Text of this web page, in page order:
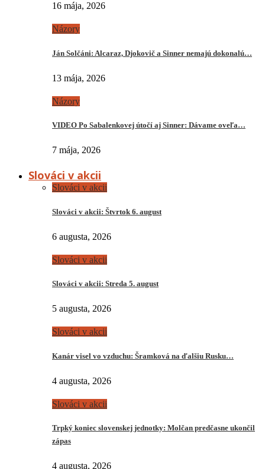
16 mája, 2026
Názory
Ján Solčáni: Alcaraz, Djokovič a Sinner nemajú dokonalú…
13 mája, 2026
Názory
VIDEO Po Sabalenkovej útočí aj Sinner: Dávame oveľa…
7 mája, 2026
Slováci v akcii
Slováci v akcii
Slováci v akcii: Štvrtok 6. august
6 augusta, 2026
Slováci v akcii
Slováci v akcii: Streda 5. august
5 augusta, 2026
Slováci v akcii
Kanár visel vo vzduchu: Šramková na ďalšiu Rusku…
4 augusta, 2026
Slováci v akcii
Trpký koniec slovenskej jednotky: Molčan predčasne ukončil
zápas
4 augusta, 2026